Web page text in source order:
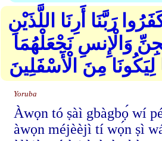
رَبَّنَا أَرِنَا اللَّذَيْنِ
وَالْإِنسِ نَجْعَلْهُمَا
مِنَ الْأَسْفَلِينَ
Yoruba
Àwọn tó ṣàì gbàgbọ́ wí
àwọn méjèèjì tí wọ́n ṣì